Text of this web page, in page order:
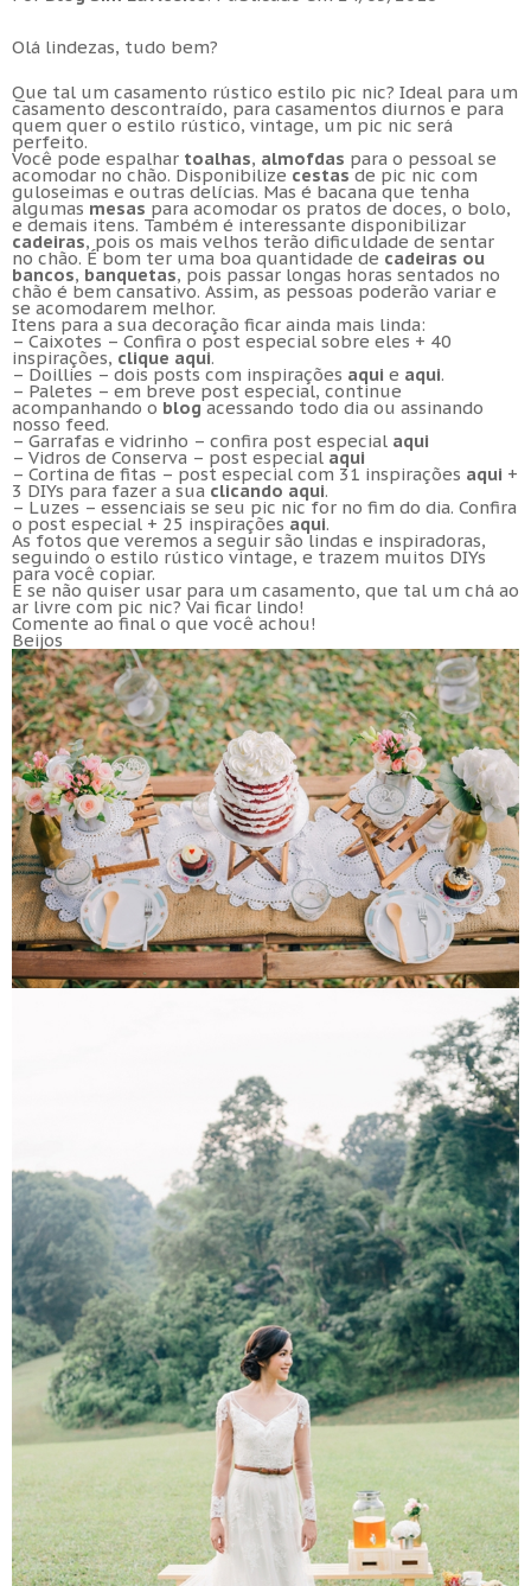
Olá lindezas, tudo bem?
Que tal um casamento rústico estilo pic nic? Ideal para um
casamento descontraído, para casamentos diurnos e para
quem quer o estilo rústico, vintage, um pic nic será
perfeito.
Você pode espalhar toalhas, almofdas para o pessoal se
acomodar no chão. Disponibilize cestasde pic nic com
guloseimas e outras delícias. Mas é bacana que tenha
algumas mesas para acomodar os pratos de doces, o bolo,
e demais itens. Também é interessante disponibilizar
cadeiras, pois os mais velhos terão dificuldade de sentar
no chão. É bom ter uma boa quantidade de cadeiras ou
bancos, banquetas, pois passar longas horas sentados no
chão é bem cansativo. Assim, as pessoas poderão variar e
se acomodarem melhor.
Itens para a sua decoração ficar ainda mais linda:
– Caixotes – Confira o post especial sobre eles + 40
inspirações, clique aqui.
– Doillies – dois posts com inspirações aqui e aqui.
– Paletes – em breve post especial, continue
acompanhando o blog acessando todo dia ou assinando
nosso feed.
– Garrafas e vidrinho – confira post especial aqui
– Vidros de Conserva – post especial aqui
– Cortina de fitas – post especial com 31 inspirações aqui +
3 DIYs para fazer a sua clicando aqui.
– Luzes – essenciais se seu pic nic for no fim do dia. Confira
o post especial + 25 inspirações aqui.
As fotos que veremos a seguir são lindas e inspiradoras,
seguindo o estilo rústico vintage, e trazem muitos DIYs
para você copiar.
E se não quiser usar para um casamento, que tal um chá ao
ar livre com pic nic? Vai ficar lindo!
Comente ao final o que você achou!
Beijos